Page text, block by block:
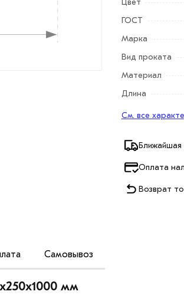
Цвет
ГОСТ
Марка
Вид проката
Материал
Длина
См. все
Ближайшая
Оплата
Возврат
Самовывоз
способностью и прекрасно подходит
мм